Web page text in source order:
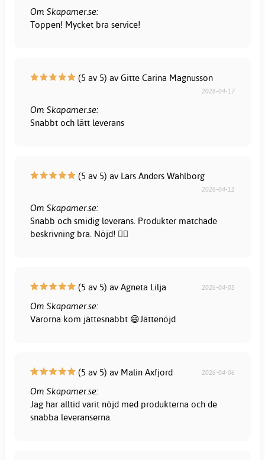
Om Skapamer.se:
Toppen! Mycket bra service!
(5 av 5) av Gitte Carina Magnusson
2026-04-17
Om Skapamer.se:
Snabbt och lätt leverans
(5 av 5) av Lars Anders Wahlborg
2026-04-11
Om Skapamer.se:
Snabb och smidig leverans. Produkter matchade
beskrivning bra. Nöjd! 👍🏻
(5 av 5) av Agneta Lilja 2026-04-05
Om Skapamer.se:
Varorna kom jättesnabbt 😄Jättenöjd
(5 av 5) av Malin Axfjord 2026-04-06
Om Skapamer.se:
Jag har alltid varit nöjd med produkterna och de
snabba leveranserna.